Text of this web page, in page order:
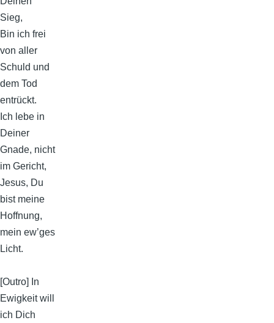
Sieg,
Bin ich frei
von aller
Schuld und
dem Tod
entrückt.
Ich lebe in
Deiner
Gnade, nicht
im Gericht,
Jesus, Du
bist meine
Hoffnung,
mein ew’ges
Licht.
[Outro] In
Ewigkeit will
ich Dich